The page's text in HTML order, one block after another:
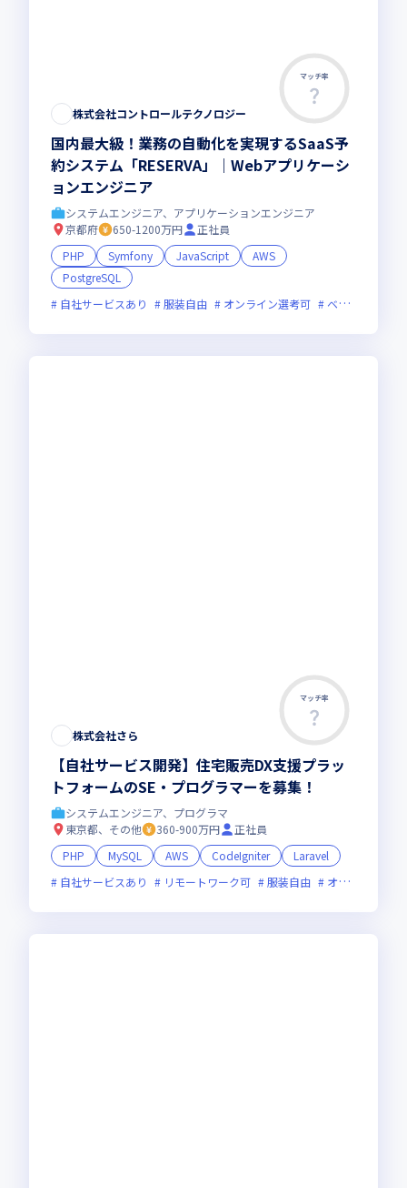
マッチ率
株式会社コントロールテクノロジー
国内最大級！業務の自動化を実現するSaaS予
約システム「RESERVA」｜Webアプリケーシ
ョンエンジニア
システムエンジニア、アプリケーションエンジニア
京都府
650-1200万円
正社員
PHP
Symfony JavaScript
AWS
PostgreSQL
自社サービスあり
服装自由 オンライン選考可 ベンチャー企業
マッチ率
株式会社さら
【自社サービス開発】住宅販売DX支援プラッ
トフォームのSE・プログラマーを募集！
システムエンジニア、プログラマ
東京都、その他
360-900万円
正社員
PHP
MySQL AWS CodeIgniter
Laravel
自社サービスあり
リモートワーク可 服装自由 オンライン選考可